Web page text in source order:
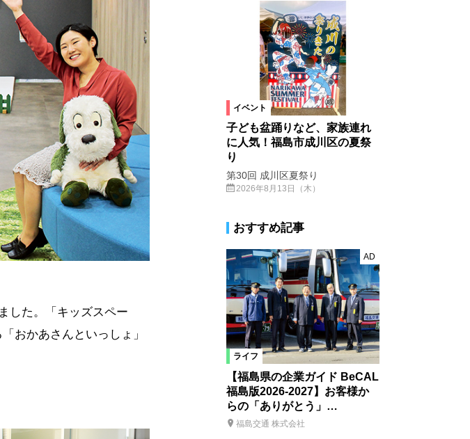
した。「キッズスペー
おかあさんといっしょ」
イベント
子ども盆踊りなど、家族連れ
に人気！福島市成川区の夏祭
り
第30回 成川区夏祭り
2026年8月13日（木）
おすすめ記事
ライフ
AD
【福島県の企業ガイド BeCAL
福島版2026-2027】お客様か
らの「ありがとう」…
福島交通 株式会社